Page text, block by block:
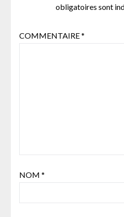
obligatoires sont
COMMENTAIRE*
NOM *